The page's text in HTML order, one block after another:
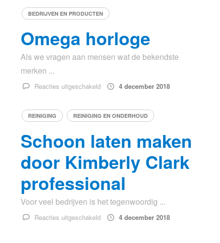
voor
internet,
wat
het?
BEDRIJVEN EN PRODUCTEN
Omega horloge
Als we vragen aan mensen wat de bekendste
merken ...
Reacties uitgeschakeldvoor
4 december 2018
REINIGING REINIGING EN ONDERHOUD
Schoon laten maken
door Kimberly Clark
professional
Voor veel bedrijven is het tegenwoordig ...
Reacties uitgeschakeldvoor
4 december 2018